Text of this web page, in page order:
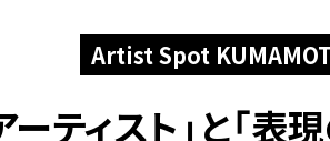
Artist Spot
ティスト」と「表